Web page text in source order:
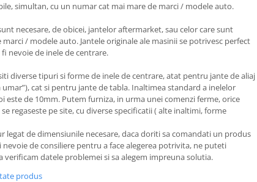
simultan, cu un numar cat mai mare de marci / modele auto.
necesare, de obicei, jantelor aftermarket, sau celor care sunt
/ modele auto. Jantele originale ale masinii se potrivesc perfect
nevoie de inele de centrare.
diverse tipuri si forme de inele de centrare, atat pentru jante de aliaj
umar”), cat si pentru jante de tabla. Inaltimea standard a inelelor
este de 10mm. Putem furniza, in urma unei comenzi ferme, orice
regaseste pe site, cu diverse specificatii ( alte inaltimi, forme
legat de dimensiunile necesare, daca doriti sa comandati un produs
nevoie de consiliere pentru a face alegerea potrivita, ne puteti
verificam datele problemei si sa alegem impreuna solutia.
produs